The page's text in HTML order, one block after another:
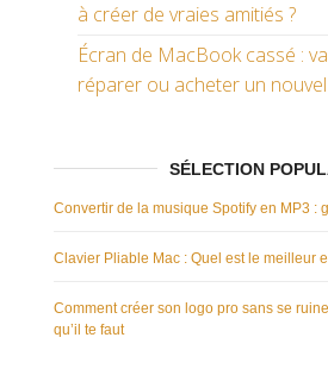
à créer de vraies amitiés ?
Écran de MacBook cassé :
réparer ou acheter un
SÉLECTION
Convertir de la musique Spotify en MP3 :
Clavier Pliable Mac : Quel est le meilleur
Comment créer son logo pro sans se
qu’il te faut